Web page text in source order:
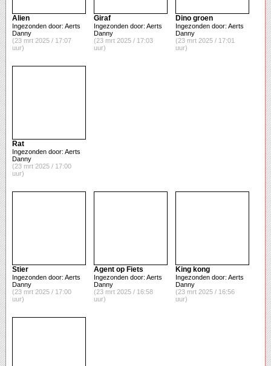
Alien
Ingezonden door: Aerts
Danny
(23 mrt 2025 / 17:07
uur)
Giraf
Ingezonden door: Aerts
Danny
(23 mrt 2025 / 17:03
uur)
Dino groen
Ingezonden door: Aerts
Danny
(23 mrt 2025 / 17:01
uur)
Rat
Ingezonden door: Aerts
Danny
(23 mrt 2025 / 17:00
uur)
Stier
Ingezonden door: Aerts
Danny
(23 mrt 2025 / 17:00
uur)
Agent op Fiets
Ingezonden door: Aerts
Danny
(23 mrt 2025 / 16:58
uur)
King kong
Ingezonden door: Aerts
Danny
(23 mrt 2025 / 16:56
uur)